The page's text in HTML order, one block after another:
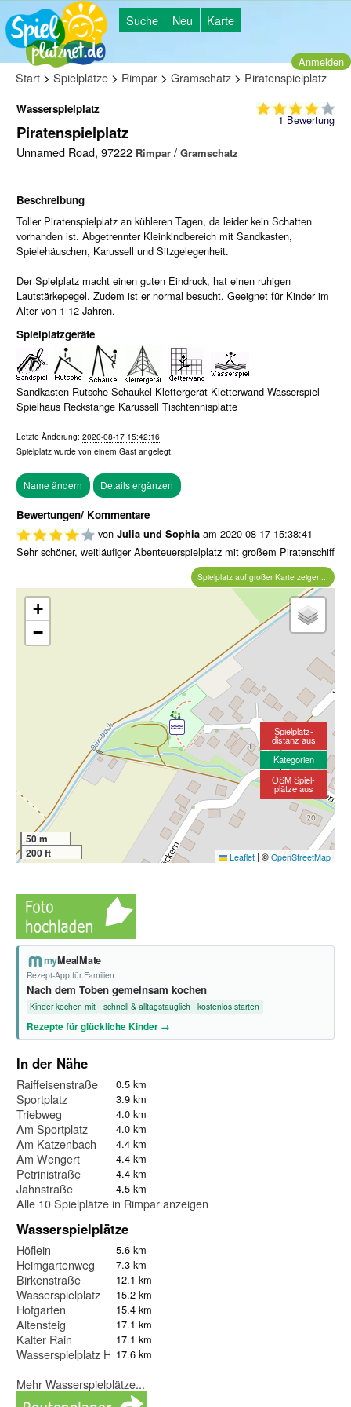
Suche Neu Karte
Anmelden
Start > Spielplätze > Rimpar > Gramschatz > Piratenspielplatz
1Bewertung
Wasserspielplatz
Piratenspielplatz
Unnamed Road, 97222 Rimpar / Gramschatz
Beschreibung
Toller Piratenspielplatz an kühleren Tagen, da leider kein Schatten
vorhanden ist. Abgetrennter Kleinkindbereich mit Sandkasten,
Spielehäuschen, Karussell und Sitzgelegenheit.
Der Spielplatz macht einen guten Eindruck, hat einen ruhigen
Lautstärkepegel. Zudem ist er normal besucht. Geeignet für Kinder im
Alter von 1-12 Jahren.
Spielplatzgeräte
Sandkasten Rutsche Schaukel Klettergerät Kletterwand Wasserspiel
Spielhaus Reckstange Karussell Tischtennisplatte
Letzte Änderung: 2020-08-17 15:42:16
Spielplatz wurde von einem Gast angelegt.
Bewertungen/ Kommentare
von Julia und Sophia am 2020-08-17 15:38:41
Sehr schöner, weitläufiger Abenteuerspielplatz mit großem Piratenschiff
Spielplatz auf großer Karte zeigen...
+
−
50 m
200 ft
Leaflet |© OpenStreetMap
Spielplatz-
distanz aus
Kategorien
OSM Spiel-
plätze aus
myMealMate
Rezept-App für Familien
Nach dem Toben gemeinsam kochen
Kinder kochen mit schnell & alltagstauglich kostenlos starten
Rezepte für glückliche Kinder →
In der Nähe
Raiffeisenstraße 0.5 km
Sportplatz 3.9 km
Triebweg 4.0 km
Am Sportplatz 4.0 km
Am Katzenbach 4.4 km
Am Wengert 4.4 km
Petrinistraße 4.4 km
Jahnstraße 4.5 km
Alle 10 Spielplätze in Rimpar anzeigen
Wasserspielplätze
Höflein 5.6 km
Heimgartenweg 7.3 km
Birkenstraße 12.1 km
Wasserspielplatz 15.2 km
Hofgarten 15.4 km
Altensteig 17.1 km
Kalter Rain 17.1 km
Wasserspielplatz Höchberg
17.6 km
Mehr Wasserspielplätze...